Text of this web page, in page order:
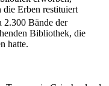
die Erben restituiert
2.300 Bände der
Bibliothek, die
hatte.